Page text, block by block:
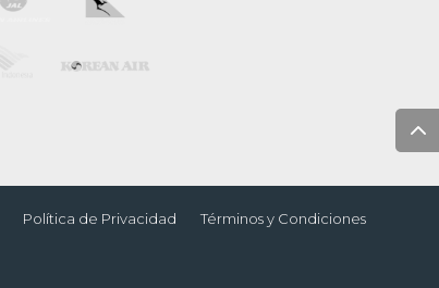
Política de Privacidad Términos y Condiciones